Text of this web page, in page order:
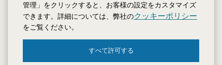
管理」をクリックすると、お客様の設定をカスタマイズ
できます。詳細については、弊社のクッキーポリシー
をご覧ください。
すべて許可する